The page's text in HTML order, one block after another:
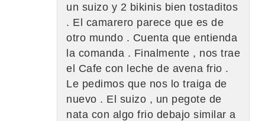
un suizo y 2 bikinis bien tostaditos
. El camarero parece que es de
otro mundo . Cuenta que entienda
la comanda . Finalmente , nos trae
el Cafe con leche de avena frio .
Le pedimos que nos lo traiga de
nuevo . El suizo , un pegote de
nata con algo frio debajo similar a